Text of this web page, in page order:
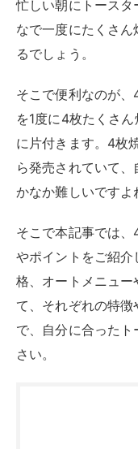
忙しい朝にトース
なで一度にたくさ
るでしょう。
そこで便利なのが
を1度に4枚たくさ
に片付きます。4枚
ら発売されていて
かなか難しいですよ
そこで本記事では
やポイントをご紹
格、オートメニュー
て、それぞれの特
で、自分に合った
さい。